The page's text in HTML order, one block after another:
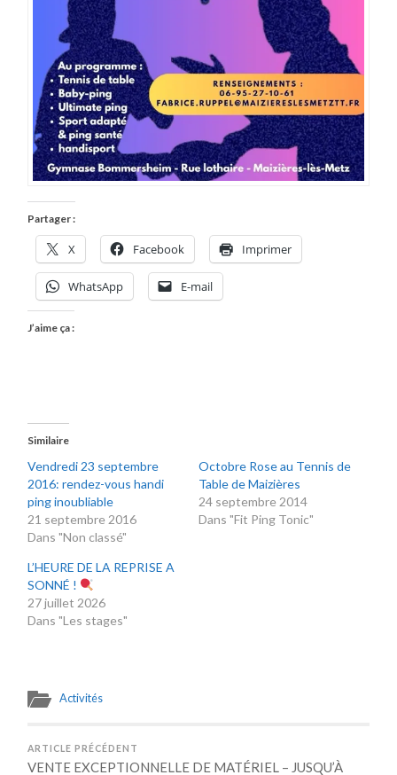
Partager :
X Facebook Imprimer
WhatsApp E-mail
J’aime ça :
Similaire
Vendredi 23 septembre
2016: rendez-vous handi
ping inoubliable
21 septembre 2016
Dans "Non classé"
Octobre Rose au Tennis de
Table de Maizières
24 septembre 2014
Dans "Fit Ping Tonic"
L’HEURE DE LA REPRISE A
SONNÉ !
27 juillet 2026
Dans "Les stages"
Activités
ARTICLE PRÉCÉDENT
VENTE EXCEPTIONNELLE DE MATÉRIEL – JUSQU’À